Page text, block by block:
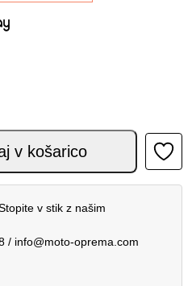
3 GORE-TEX® BLACK
v košarico
v stik z našim
/ info@moto-oprema.com